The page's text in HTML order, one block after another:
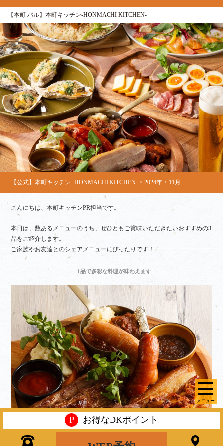
【本町 バル】本町キッチン‐HONMACHI KITCHEN‐
メニュー
【公式】本町キッチン ‐HONMACHI KITCHEN‐ >2024年 > 11月
こんにちは、本町キッチンPR担当です。
本日は、数あるメニューのうち、ぜひともご賞味いただきたいおすすめの3
品をご紹介します。
ご家族やお友達とのシェアメニューにぴったりです！
1品で多彩な料理が味わえます
P お得なDKポイント